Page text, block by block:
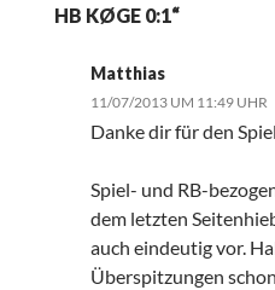
HB KØGE 0:1“
Matthias
11/07/2013 UM 11:49 UHR
Danke dir für den
Spiel- und RB-
dem letzten
auch eindeutig vor.
Überspitzungen